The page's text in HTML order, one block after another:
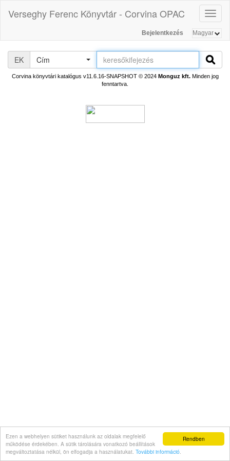
Rendben
Ezen a webhelyen sütiket használunk az oldalak megfelelő
működése érdekében. A sütik tárolására vonatkozó beállítások
megváltoztatása nélkül, ön elfogadja a használatukat. További információ.
Verseghy Ferenc Könyvtár - Corvina OPAC
Bejelentkezés
EK Cím
Corvina könyvtári katalógus v11.6.16-SNAPSHOT© 2024 Monguz kft.Minden jog
fenntartva.